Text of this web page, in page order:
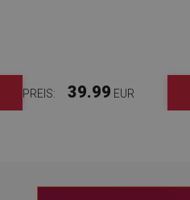
PREIS: 39.99 EUR